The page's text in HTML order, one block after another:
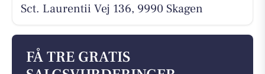
Sct. Laurentii Vej 136, 9990 Skagen
FÅ TRE GRATIS